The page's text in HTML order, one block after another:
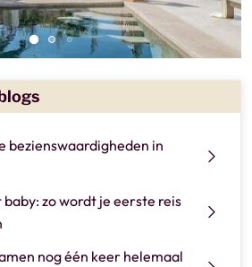
bezienswaardigheden in
zo wordt je eerste reis
nog één keer helemaal